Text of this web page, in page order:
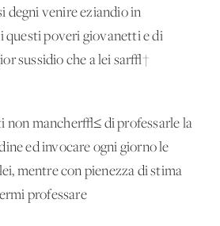
venire eziandio in
questi poveri giovanetti e di
sussidio che a lei sar√†
non mancher√≤ di professarle la
ed invocare ogni giorno le
mentre con pienezza di stima
professare